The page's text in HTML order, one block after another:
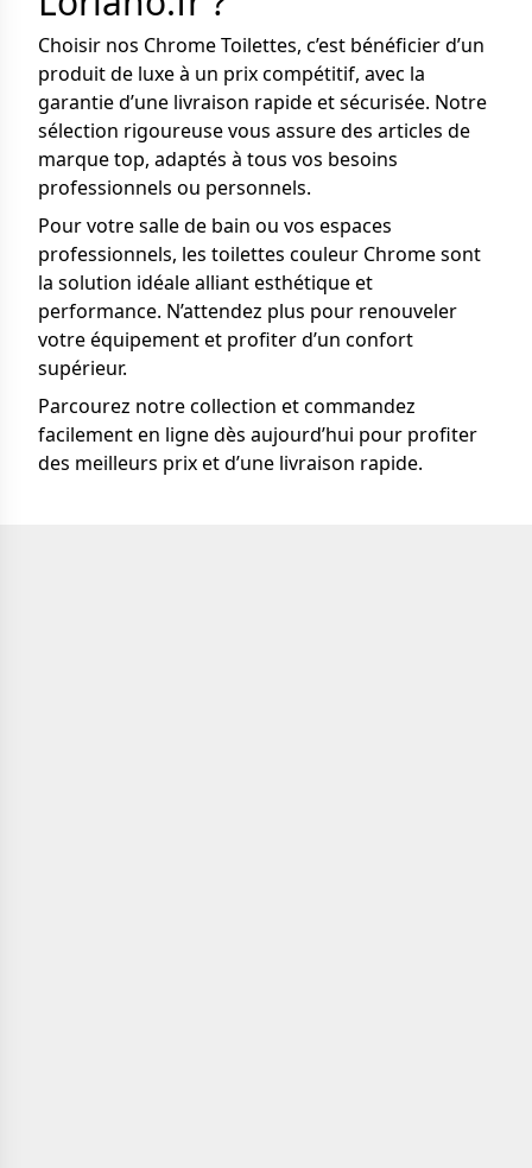
Choisir nos Chrome Toilettes, c’est bénéficier d’un
produit de luxe à un prix compétitif, avec la
garantie d’une livraison rapide et sécurisée. Notre
sélection rigoureuse vous assure des articles de
marque top, adaptés à tous vos besoins
professionnels ou personnels.
Pour votre salle de bain ou vos espaces
professionnels, les toilettes couleur Chrome sont
la solution idéale alliant esthétique et
performance. N’attendez plus pour renouveler
votre équipement et profiter d’un confort
supérieur.
Parcourez notre collection et commandez
facilement en ligne dès aujourd’hui pour profiter
des meilleurs prix et d’une livraison rapide.